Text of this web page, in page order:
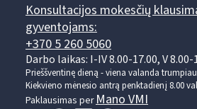
Konsultacijos mokesčių
gyventojams:
+370 5 260 5060
Darbo laikas: I-IV 8.00-17.00, V 8.00-
Prieššventinę dieną - viena valanda
Kiekvieno mėnesio antrą penktadienį 8.00
Paklausimas per Mano VMI